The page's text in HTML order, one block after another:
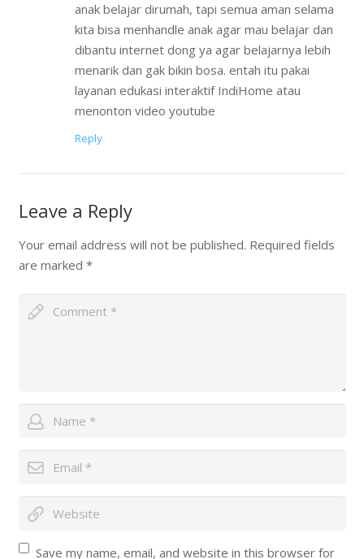
anak belajar dirumah, tapi semua aman selama
kita bisa menhandle anak agar mau belajar dan
dibantu internet dong ya agar belajarnya lebih
menarik dan gak bikin bosa. entah itu pakai
layanan edukasi interaktif IndiHome atau
menonton video youtube
Reply
Leave a Reply
Your email address will not be published. Required fields
are marked *
Save my name, email, and website in this browser for